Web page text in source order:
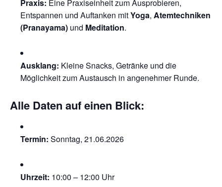
Praxis: Eine Praxiseinheit zum Ausprobieren,
Entspannen und Auftanken mitYoga, Atemtechniken
(Pranayama) und Meditation.
Ausklang: Kleine Snacks, Getränke und die
Möglichkeit zum Austausch in angenehmer Runde.
Alle Daten auf einen Blick:
Termin: Sonntag, 21.06.2026
Uhrzeit: 10:00 – 12:00 Uhr